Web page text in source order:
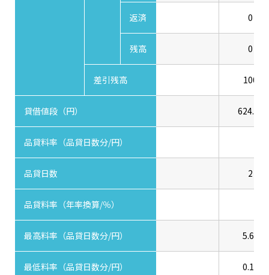
返済 0
残高 0
差引残高 100
貸借値段（円） 624.00
品貸料率（品貸日数分/円）
品貸日数 2
品貸料率（年率換算/％）
最高料率（品貸日数分/円） 5.60
最低料率（品貸日数分/円） 0.10